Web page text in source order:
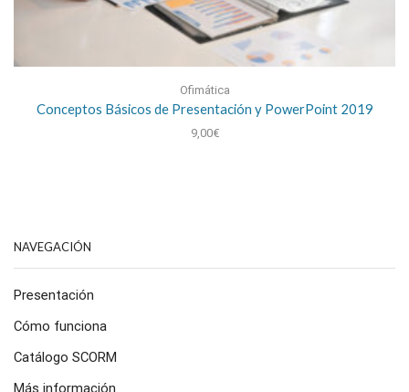
Ofimática
Conceptos Básicos de Presentación y PowerPoint 2019
9,00€
NAVEGACIÓN
Presentación
Cómo funciona
Catálogo SCORM
Más información